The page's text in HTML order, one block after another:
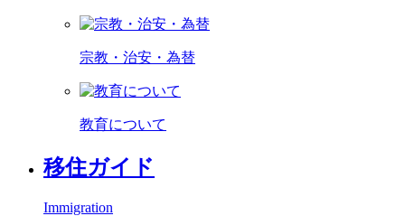
宗教・治安・為替
教育について
移住ガイド
Immigration